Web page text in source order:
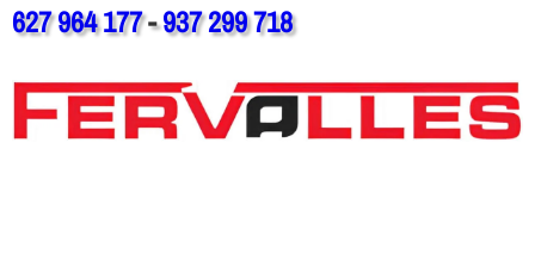
627 964 177-937 299 718